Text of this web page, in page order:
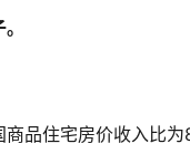
品住宅房价收入比